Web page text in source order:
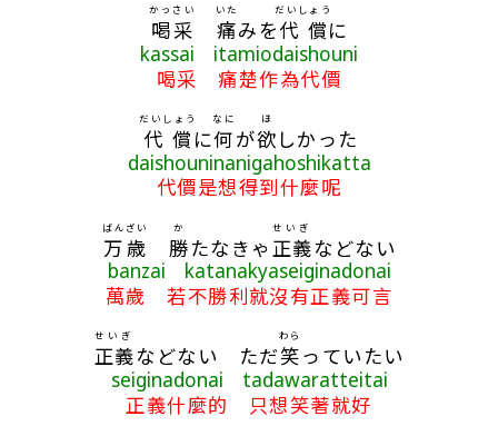
喝采
かっさい
痛
いた
みを代償
だいしょう
に
kassai itamiodaishouni
喝采 痛楚作為代價
代償
だいしょう
に何
なに
が欲
ほ
しかった
daishouninanigahoshikatta
代價是想得到什麼呢
万歳
ばんざい
勝
か
たなきゃ 正義
せいぎ
などない
banzai katanakyaseiginadonai
萬歲 若不勝利就沒有正義可言
正義
せいぎ
などない ただ笑
わら
っていたい
seiginadonai tadawaratteitai
正義什麼的 只想笑著就好